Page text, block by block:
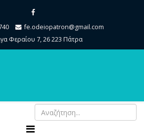
fe.odeiopatron@gmail.com
Φεραίου 7, 26 223 Πάτρα